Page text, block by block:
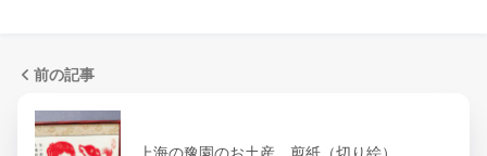
前の記事